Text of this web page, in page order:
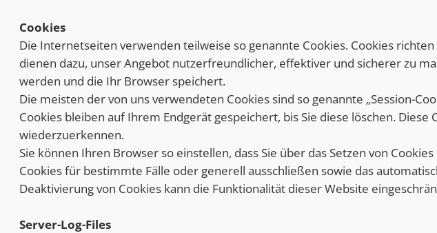
Cookies
Die Internetseiten verwenden teilweise so genannte Cookies. Cookies
dienen dazu, unser Angebot nutzerfreundlicher, effektiver und sicherer zu
werden und die Ihr Browser speichert.
Die meisten der von uns verwendeten Cookies sind so genannte „Session-
Cookies bleiben auf Ihrem Endgerät gespeichert, bis Sie diese löschen.
wiederzuerkennen.
Sie können Ihren Browser so einstellen, dass Sie über das Setzen von
Cookies für bestimmte Fälle oder generell ausschließen sowie das
Deaktivierung von Cookies kann die Funktionalität dieser Website
Server-Log-Files